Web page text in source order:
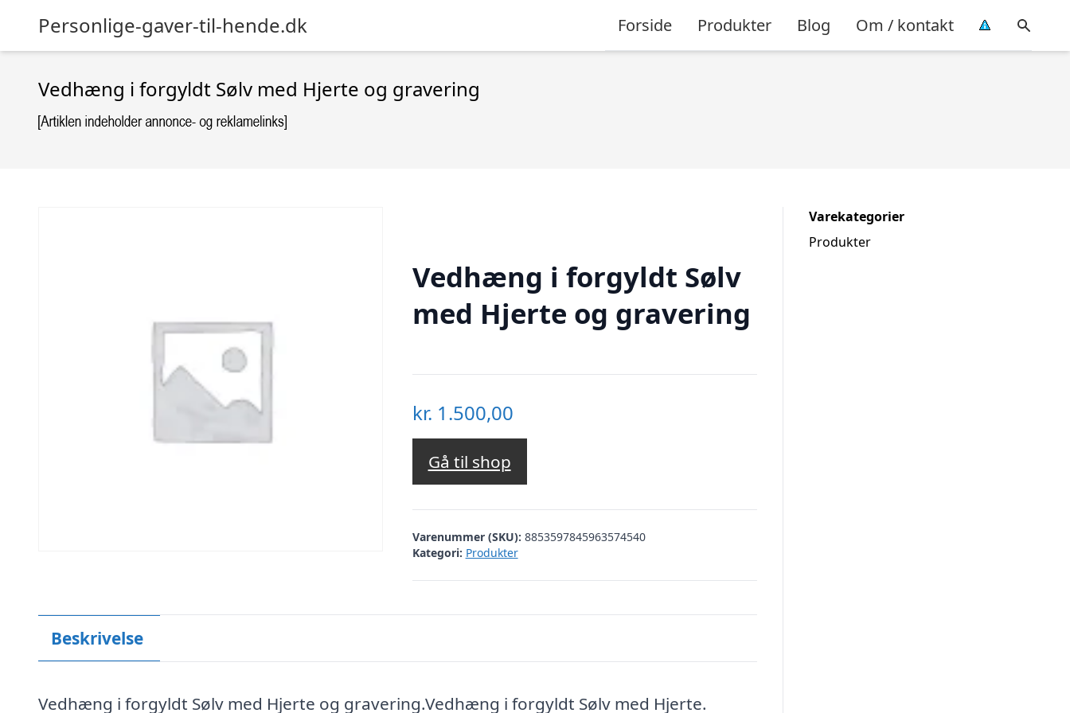
Personlige-gaver-til-hende.dk Forside Produkter Blog Om / kontakt
Vedhæng i forgyldt Sølv med Hjerte og gravering
Vedhæng i forgyldt Sølv
med Hjerte og gravering
kr. 1.500,00
Gå til shop
Varenummer (SKU): 8853597845963574540
Kategori: Produkter
Beskrivelse
Vedhæng i forgyldt Sølv med Hjerte og gravering.Vedhæng i forgyldt Sølv med Hjerte.
Varekategorier
Produkter